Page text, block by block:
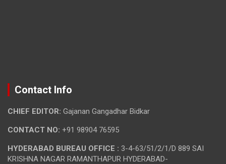
Contact Info
CHIEF EDITOR: Gajanan Gangadhar Bidkar
CONTACT NO: +91 98904 76595
HYDERABAD BUREAU OFFICE : 3-4-63/51/2/1/D 889 SAI
KRISHNA NAGAR RAMANTHAPUR HYDERABAD-